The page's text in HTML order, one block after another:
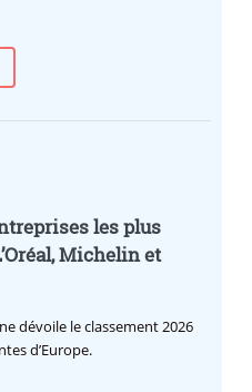
les plus
Michelin et
dévoile le classement 2026
d’Europe.